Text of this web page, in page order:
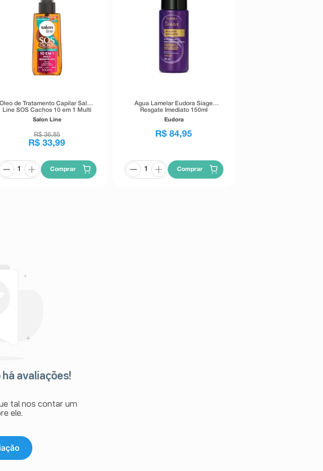
Óleo de Tratamento Capilar Salon
Line SOS Cachos 10 em 1 Multi
Benefícios 100ml
Salon Line
R$ 36,85
R$ 33,99
Comprar
Água Lamelar Eudora Siage
Resgate Imediato 150ml
Eudora
R$ 84,95
Comprar
há avaliações!
tal nos contar um
ele.